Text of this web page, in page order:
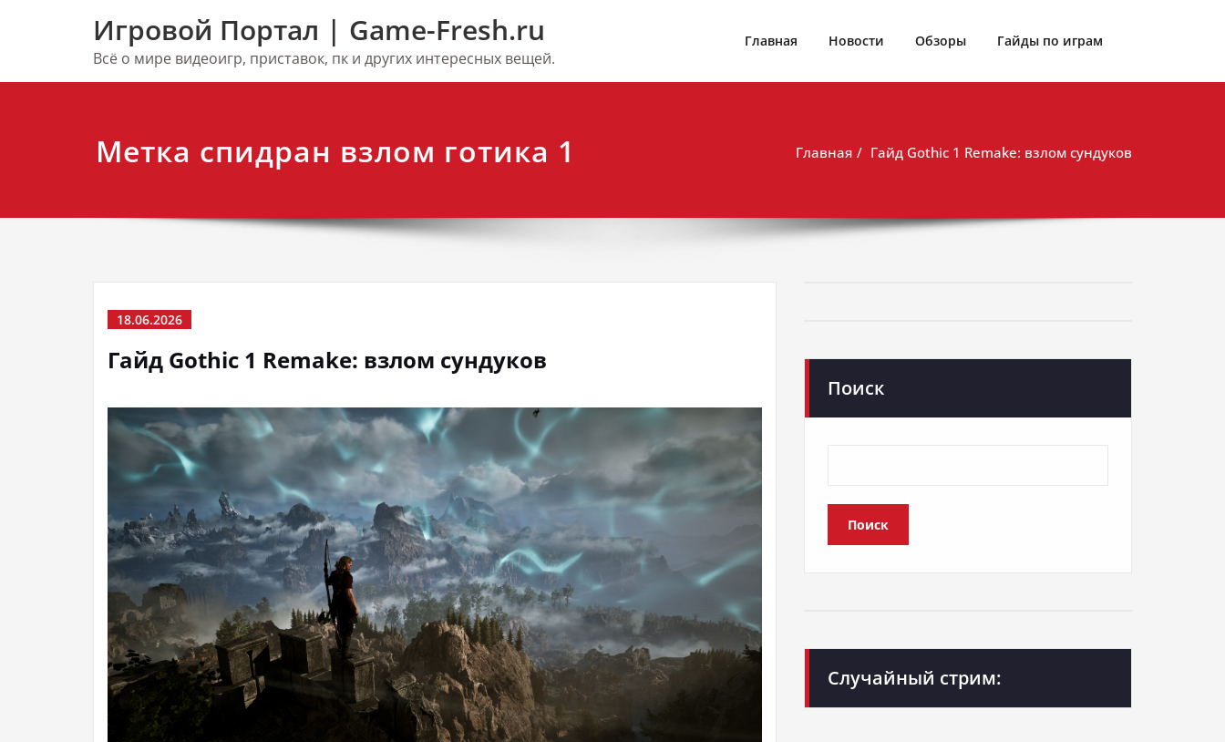
Игровой Портал | Game-Fresh.ru
Всё о мире видеоигр, приставок, пк и других интересных вещей.
Главная Новости Обзоры Гайды по играм
Метка спидран взлом готика 1 Главная Гайд Gothic 1 Remake: взлом сундуков
18.06.2026
Гайд Gothic 1 Remake: взлом сундуков
Поиск
Поиск
Случайный стрим: